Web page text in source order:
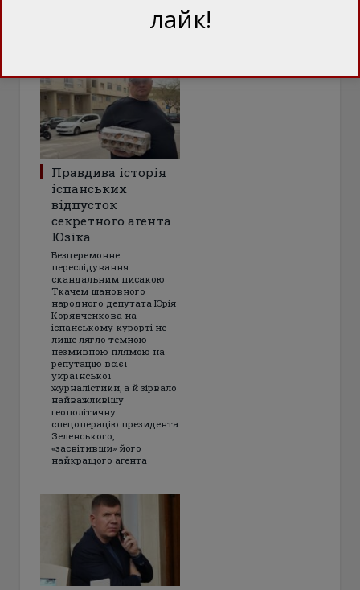
Правдива історія
іспанських
відпусток
секретного агента
Юзіка
Безцеремонне
переслідування
скандальним писакою
Ткачем шановного
народного депутата Юрія
Корявченкова на
іспанському курорті не
лише лягло темною
незмивною плямою на
репутацію всієї
української
журналістики, а й зірвало
найважливішу
геополітичну
спецоперацію президента
Зеленського,
«засвітивши» його
найкращого агента
лайк!